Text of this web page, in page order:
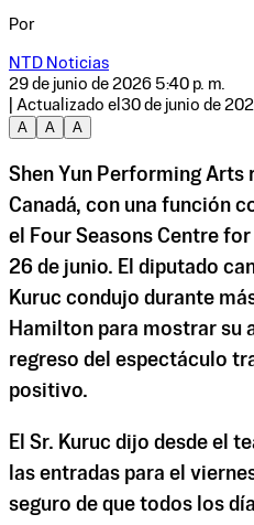
Por
NTD Noticias
29 de junio de 2026 5:40 p. m.
| Actualizado el 30 de junio de
A
A A
Shen Yun Performing Arts
Canadá, con una función
el Four Seasons Centre
26 de junio. El diputado
Kuruc condujo durante
Hamilton para mostrar su
regreso del espectáculo
positivo.
El Sr. Kuruc dijo desde el
las entradas para el
seguro de que todos los